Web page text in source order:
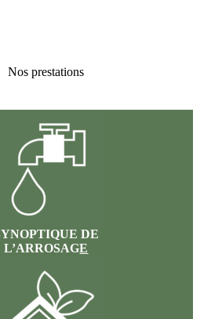
Nos prestations
DE
L’ARROSAGE